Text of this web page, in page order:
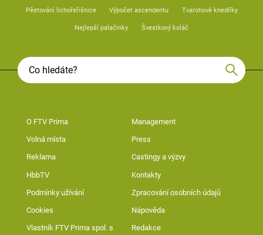
Pěstování lichořeřišnice Výpočet ascendentu Tvarohové knedlíky
Nejlepší palačinky Švestkový koláč
O FTV Prima Management
Volná místa Press
Reklama Castingy a výzvy
HbbTV Kontakty
Podmínky užívání Zpracování osobních údajů
Cookies Nápověda
Vlastník FTV Prima spol. s
Redakce